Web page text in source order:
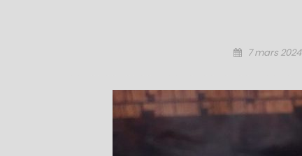
Posted
7 mars 2024